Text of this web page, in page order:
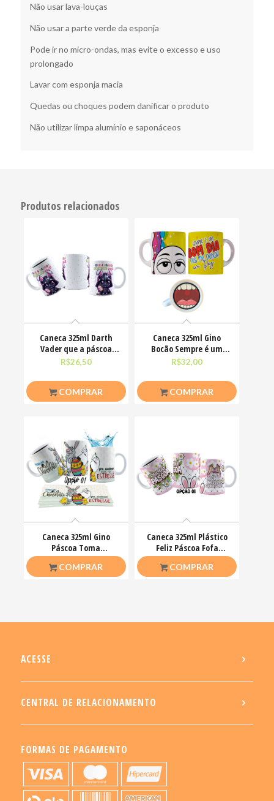
Não usar lava-louças
Não usar a parte verde da esponja
Pode ir no micro-ondas, mas evite o excesso e uso
prolongado
Lavar com esponja macia
Quedas ou choques podem danificar o produto
Não utilizar limpa alumínio e saponáceos
Produtos relacionados
Caneca 325ml Darth
Vader que a páscoa
esteja com você
R$26,50
COMPRAR
Caneca 325ml Gino
Bocão Sempre é um
bom dia pra me deixar
R$32,00
COMPRAR
Caneca 325ml Gino
Páscoa Toma
chocolate pra acalmar
esse teu estresse
COMPRAR
Caneca 325ml Plástico
Feliz Páscoa Fofa
Coelhinhos Mimos
COMPRAR
ACESSE
CENTRAL DE RELACIONAMENTO
FORMAS DE PAGAMENTO